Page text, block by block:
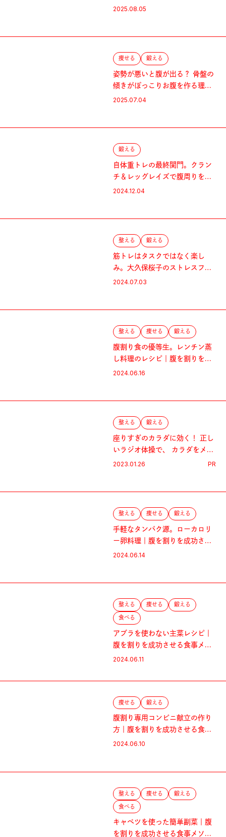
ー。
2025.08.05
痩せる 鍛える
姿勢が悪いと腹が出る？ 骨盤の
傾きがぽっこりお腹を作る理
由。
2025.07.04
鍛える
自体重トレの最終関門。クラン
チ＆レッグレイズで腹周りを絞
れ！
2024.12.04
整える 鍛える
筋トレはタスクではなく楽し
み。大久保桜子のストレスフリ
ーな体型維持法。
2024.07.03
整える 痩せる 鍛える
腹割り食の優等生。レンチン蒸
し料理のレシピ｜腹を割りを成
功させる食事メソッド
2024.06.16
整える 鍛える
座りすぎのカラダに効く！ 正し
いラジオ体操で、 カラダをメン
テナンス
2023.01.26 PR
整える 痩せる 鍛える
手軽なタンパク源。ローカロリ
ー卵料理｜腹を割りを成功させ
る食事メソッド
2024.06.14
整える 痩せる
鍛える
食べる
アブラを使わない主菜レシピ｜
腹を割りを成功させる食事メソ
ッド
2024.06.11
痩せる 鍛える
腹割り専用コンビニ献立の作り
方｜腹を割りを成功させる食事
メソッド
2024.06.10
整える 痩せる
鍛える
食べる
キャベツを使った簡単副菜｜腹
を割りを成功させる食事メソッ